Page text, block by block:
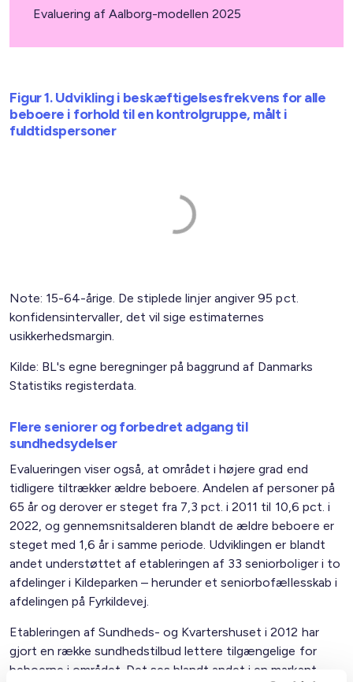
Evaluering af Aalborg-modellen 2025
Figur 1. Udvikling i beskæftigelsesfrekvens for alle
beboere i forhold til en kontrolgruppe, målt i
fuldtidspersoner
Note: 15-64-årige. De stiplede linjer angiver 95 pct.
konfidensintervaller, det vil sige estimaternes
usikkerhedsmargin.
Kilde: BL's egne beregninger på baggrund af Danmarks
Statistiks registerdata.
Flere seniorer og forbedret adgang til
sundhedsydelser
Evalueringen viser også, at området i højere grad end
tidligere tiltrækker ældre beboere. Andelen af personer på
65 år og derover er steget fra 7,3 pct. i 2011 til 10,6 pct. i
2022, og gennemsnitsalderen blandt de ældre beboere er
steget med 1,6 år i samme periode. Udviklingen er blandt
andet understøttet af etableringen af 33 seniorboliger i to
afdelinger i Kildeparken – herunder et seniorbofællesskab i
afdelingen på Fyrkildevej.
Etableringen af Sundheds- og Kvartershuset i 2012 har
gjort en række sundhedstilbud lettere tilgængelige for
beboerne i området. Det ses blandt andet i en markant